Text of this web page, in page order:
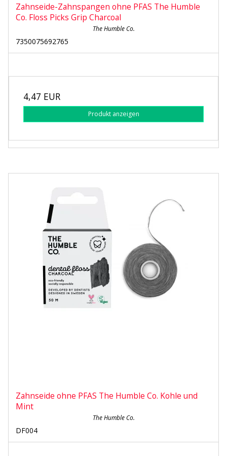
Zahnseide-Zahnspangen ohne PFAS The Humble
Co. Floss Picks Grip Charcoal
The Humble Co.
7350075692765
4,47 EUR
Produkt anzeigen
Zahnseide ohne PFAS The Humble Co. Kohle und
Mint
The Humble Co.
DF004